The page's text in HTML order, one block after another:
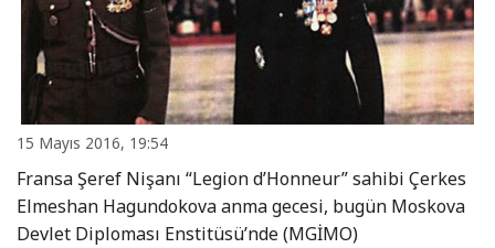
15 Mayıs 2016, 19:54
Fransa Şeref Nişanı “Legion d’Honneur” sahibi Çerkes
Elmeshan Hagundokova anma gecesi, bugün Moskova
Devlet Diploması Enstitüsü’nde (MGİMO)